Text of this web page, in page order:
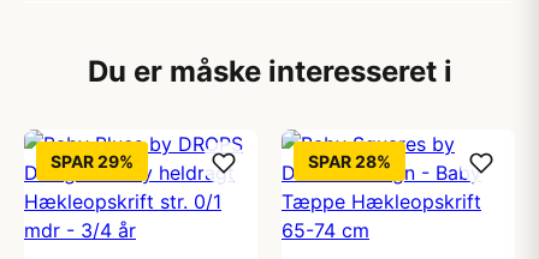
Du er måske interesseret i
SPAR 29% SPAR 28%